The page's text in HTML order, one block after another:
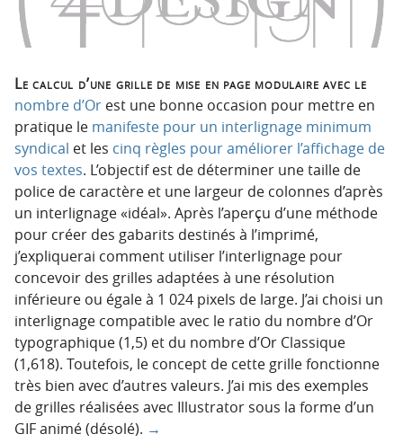
Le calcul d’une grille de mise en page modulaire avec le
nombre d’Or est une bonne occasion pour mettre en
pratique le manifeste pour un interlignage minimum
syndical et les cinq règles pour améliorer l’affichage de
vos textes. L’objectif est de déterminer une taille de
police de caractère et une largeur de colonnes d’après
un interlignage «idéal». Après l’aperçu d’une méthode
pour créer des gabarits destinés à l’imprimé,
j’expliquerai comment utiliser l’interlignage pour
concevoir des grilles adaptées à une résolution
inférieure ou égale à 1 024 pixels de large. J’ai choisi un
interlignage compatible avec le ratio du nombre d’Or
typographique (1,5) et du nombre d’Or Classique
(1,618). Toutefois, le concept de cette grille fonctionne
très bien avec d’autres valeurs. J’ai mis des exemples
de grilles réalisées avec Illustrator sous la forme d’un
GIF animé (désolé). →